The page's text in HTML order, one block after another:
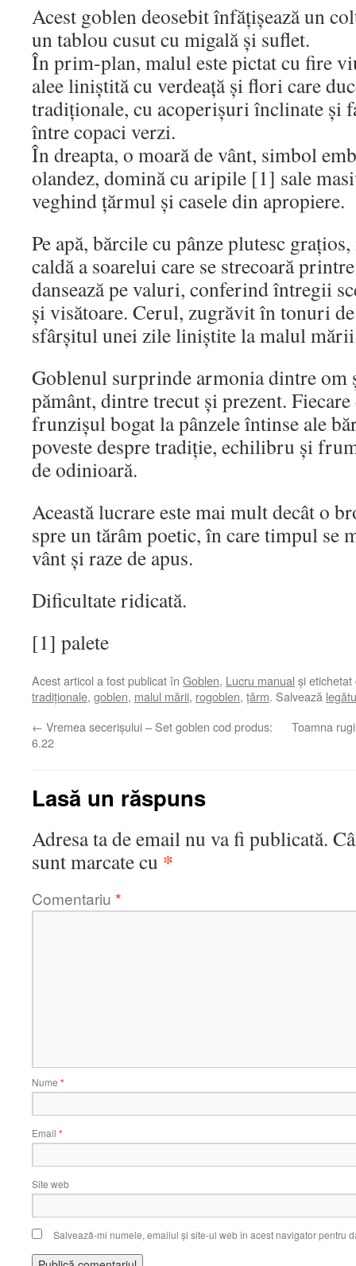
Acest goblen deosebit înfățișează un
un tablou cusut cu migală și suflet.
În prim-plan, malul este pictat cu fire
alee liniștită cu verdeață și flori care
tradiționale, cu acoperișuri înclinate și
între copaci verzi.
În dreapta, o moară de vânt, simbol
olandez, domină cu aripile [1] sale
veghind țărmul și casele din apropiere.
Pe apă, bărcile cu pânze plutesc
caldă a soarelui care se strecoară
dansează pe valuri, conferind întregii
și visătoare. Cerul, zugrăvit în tonuri
sfârșitul unei zile liniștite la malul
Goblenul surprinde armonia dintre om
pământ, dintre trecut și prezent.
frunzișul bogat la pânzele întinse ale
poveste despre tradiție, echilibru și
de odinioară.
Această lucrare este mai mult decât o
spre un tărâm poetic, în care timpul se
vânt și raze de apus.
Dificultate ridicată.
[1] palete
Acest articol a fost publicat în Goblen, Lucru manual și
tradiționale, goblen, malul mării, rogoblen, țărm. Salvează
← Vremea secerișului – Set goblen cod produs:
6.22
Toamna
Lasă un răspuns
Adresa ta de email nu va fi publicată.
sunt marcate cu *
Comentariu *
Nume *
Email *
Site web
Salvează-mi numele, emailul și site-ul web în acest navigator pentru